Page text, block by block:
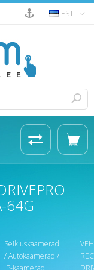
EST
64G
Seikluskaamerad
/ Autokaamerad /
IP-kaamerad